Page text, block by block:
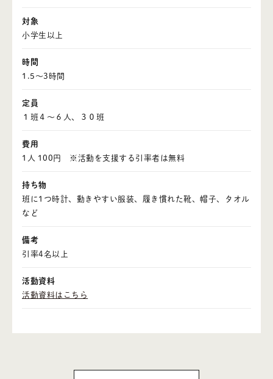
・活動プログラム
・お問い合わせ
・アクセス
対象
小学生以上
時間
1.5～3時間
定員
１班４～６人、３０班
費用
1人 100円 ※活動を支援する引率者は無料
持ち物
班に1つ時計、動きやすい服装、履き慣れた靴、帽子、タオル
など
備考
引率4名以上
活動資料
活動資料はこちら